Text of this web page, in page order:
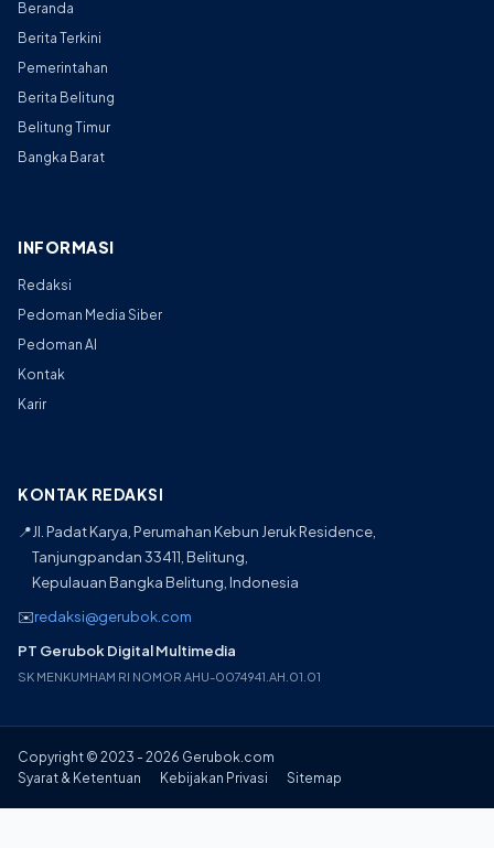
Beranda
Berita Terkini
Pemerintahan
Berita Belitung
Belitung Timur
Bangka Barat
INFORMASI
Redaksi
Pedoman Media Siber
Pedoman AI
Kontak
Karir
KONTAK REDAKSI
📍Jl. Padat Karya, Perumahan Kebun Jeruk Residence,
Tanjungpandan 33411, Belitung,
Kepulauan Bangka Belitung, Indonesia
✉️redaksi@gerubok.com
PT Gerubok Digital Multimedia
SK MENKUMHAM RI NOMOR AHU-0074941.AH.01.01
Copyright © 2023 - 2026 Gerubok.com
Syarat & Ketentuan
Kebijakan Privasi Sitemap